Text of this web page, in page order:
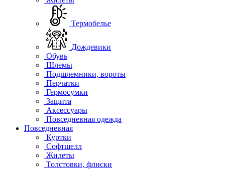
Термобелье
Дождевики
Обувь
Шлемы
Подшлемники, вороты
Перчатки
Гермосумки
Защита
Аксессуары
Повседневная одежда
Повседневная
Куртки
Софтшелл
Жилеты
Толстовки, флиски